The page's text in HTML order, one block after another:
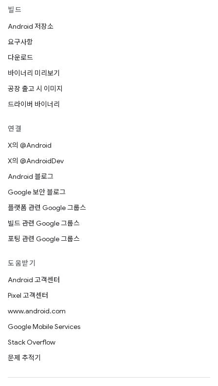
빌드
Android 저장소
요구사항
다운로드
바이너리 미리보기
공장 출고 시 이미지
드라이버 바이너리
연결
X의 @Android
X의 @AndroidDev
Android 블로그
Google 보안 블로그
플랫폼 관련 Google 그룹스
빌드 관련 Google 그룹스
포팅 관련 Google 그룹스
도움받기
Android 고객센터
Pixel 고객센터
www.android.com
Google Mobile Services
Stack Overflow
문제 추적기